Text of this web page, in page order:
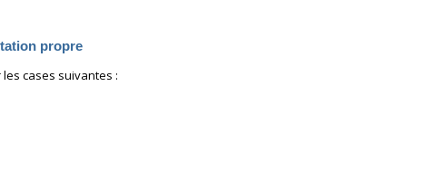
propre
cases suivantes :